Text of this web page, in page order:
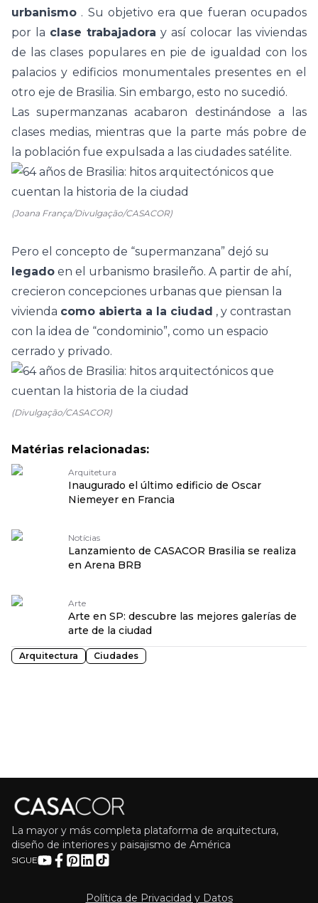
urbanismo . Su objetivo era que fueran ocupados
por la clase trabajadora y así colocar las viviendas
de las clases populares en pie de igualdad con los
palacios y edificios monumentales presentes en el
otro eje de Brasilia. Sin embargo, esto no sucedió.
Las supermanzanas acabaron destinándose a las
clases medias, mientras que la parte más pobre de
la población fue expulsada a las ciudades satélite.
(Joana França/Divulgação/CASACOR)
Pero el concepto de “supermanzana” dejó su
legado en el urbanismo brasileño. A partir de ahí,
crecieron concepciones urbanas que piensan la
vivienda como abierta a la ciudad , y contrastan
con la idea de “condominio”, como un espacio
cerrado y privado.
(Divulgação/CASACOR)
Matérias relacionadas:
Arquitetura
Inaugurado el último edificio de Oscar
Niemeyer en Francia
Notícias
Lanzamiento de CASACOR Brasilia se realiza
en Arena BRB
Arte
Arte en SP: descubre las mejores galerías de
arte de la ciudad
Arquitectura Ciudades
La mayor y más completa plataforma de arquitectura,
diseño de interiores y paisajismo de América
SIGUE
Política de Privacidad y Datos